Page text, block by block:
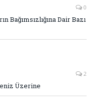
0
Bağımsızlığına Dair Bazı
2
Üzerine